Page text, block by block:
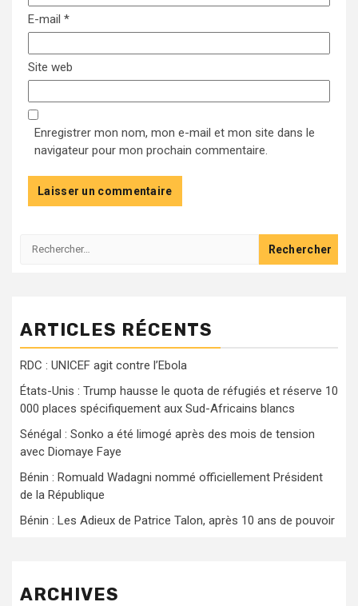
E-mail *
Site web
Enregistrer mon nom, mon e-mail et mon site dans le
navigateur pour mon prochain commentaire.
Rechercher :
ARTICLES RÉCENTS
RDC : UNICEF agit contre l’Ebola
États-Unis : Trump hausse le quota de réfugiés et réserve 10
000 places spécifiquement aux Sud-Africains blancs
Sénégal : Sonko a été limogé après des mois de tension
avec Diomaye Faye
Bénin : Romuald Wadagni nommé officiellement Président
de la République
Bénin : Les Adieux de Patrice Talon, après 10 ans de pouvoir
ARCHIVES